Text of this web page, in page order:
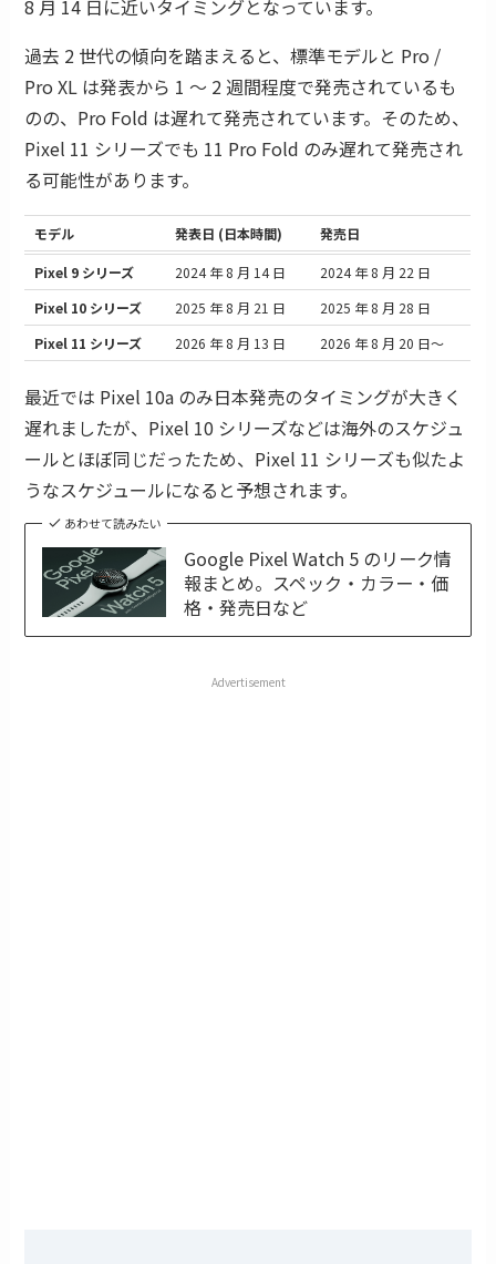
8 月 14 日に近いタイミングとなっています。
過去 2 世代の傾向を踏まえると、標準モデルと Pro /
Pro XL は発表から 1 〜 2 週間程度で発売されているも
のの、Pro Fold は遅れて発売されています。そのため、
Pixel 11 シリーズでも 11 Pro Fold のみ遅れて発売され
る可能性があります。
モデル 発表日 (日本時間) 発売日
Pixel 9 シリーズ 2024 年 8 月 14 日
2024 年 8 月 22 日
Pixel 10 シリーズ
2025 年 8 月 21 日
2025 年 8 月 28 日
Pixel 11 シリーズ
2026 年 8 月 13 日 2026 年 8 月 20 日〜
最近では Pixel 10a のみ日本発売のタイミングが大きく
遅れましたが、Pixel 10 シリーズなどは海外のスケジュ
ールとほぼ同じだったため、Pixel 11 シリーズも似たよ
うなスケジュールになると予想されます。
あわせて読みたい
Google Pixel Watch 5 のリーク情
報まとめ。スペック・カラー・価
格・発売日など
Advertisement